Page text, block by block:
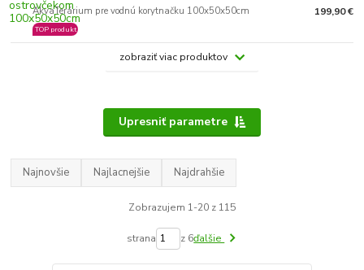
AkvaTerárium pre vodnú korytnačku 100x50x50cm
TOP produkt
199,90 €
zobraziť viac produktov
Upresniť parametre
Najnovšie Najlacnejšie Najdrahšie
Zobrazujem 1-20 z 115
strana z 6ďalšie